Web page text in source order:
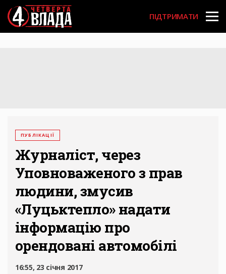
Перейти
до
основного
вмісту
User
account
ПІДТРИМАТИ
ПУБЛІКАЦІЇ
Журналіст, через
Уповноваженого з прав
людини, змусив
«Луцьктепло» надати
інформацію про
орендовані автомобілі
16:55, 23 січня 2017